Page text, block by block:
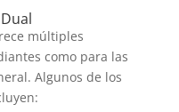
múltiples
como para las
Algunos de los